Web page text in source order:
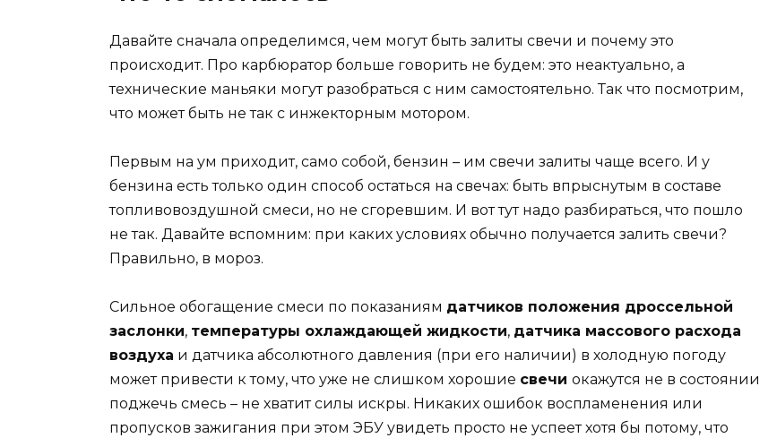
Давайте сначала определимся, чем могут быть залиты свечи и почему это
происходит. Про карбюратор больше говорить не будем: это неактуально, а
технические маньяки могут разобраться с ним самостоятельно. Так что посмотрим,
что может быть не так с инжекторным мотором.
Первым на ум приходит, само собой, бензин – им свечи залиты чаще всего. И у
бензина есть только один способ остаться на свечах: быть впрыснутым в составе
топливовоздушной смеси, но не сгоревшим. И вот тут надо разбираться, что пошло
не так. Давайте вспомним: при каких условиях обычно получается залить свечи?
Правильно, в мороз.
Сильное обогащение смеси по показаниям датчиков положения дроссельной
заслонки, температуры охлаждающей жидкости, датчика массового расхода
воздуха и датчика абсолютного давления (при его наличии) в холодную погоду
может привести к тому, что уже не слишком хорошие свечи окажутся не в состоянии
поджечь смесь – не хватит силы искры. Никаких ошибок воспламенения или
пропусков зажигания при этом ЭБУ увидеть просто не успеет хотя бы потому, что